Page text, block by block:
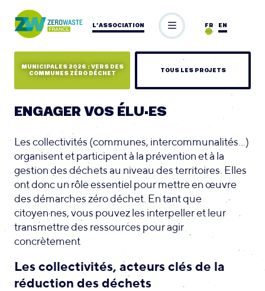
L’ASSOCIATION EN
FR
MUNICIPALES 2026 : VERS DES
COMMUNES ZÉRO DÉCHET
TOUS LES PROJETS
ENGAGER VOS ÉLU·ES
Les collectivités (communes, intercommunalités...)
organisent et participent à la prévention et à la
gestion des déchets au niveau des territoires. Elles
ont donc un rôle essentiel pour mettre en œuvre
des démarches zéro déchet. En tant que
citoyen·nes, vous pouvez les interpeller et leur
transmettre des ressources pour agir
concrètement
Les collectivités, acteurs clés de la
réduction des déchets